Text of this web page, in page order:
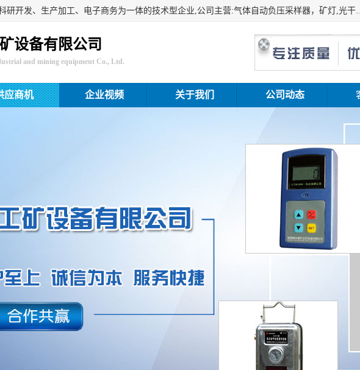
山东振达工矿设备有限公司是集科研开发、生产加工、电子商务为一体的技术型企业,公司主营:气体自动负压采
设备有限公司
and mining equipment Co., Ltd.
应商机 企业视频 关于我们 公司动态